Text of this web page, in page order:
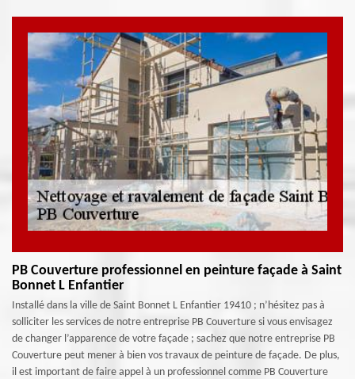
PB Couverture professionnel en peinture façade à Saint
Bonnet L Enfantier
Installé dans la ville de Saint Bonnet L Enfantier 19410 ; n’hésitez pas à
solliciter les services de notre entreprise PB Couverture si vous envisagez
de changer l’apparence de votre façade ; sachez que notre entreprise PB
Couverture peut mener à bien vos travaux de peinture de façade. De plus,
il est important de faire appel à un professionnel comme PB Couverture